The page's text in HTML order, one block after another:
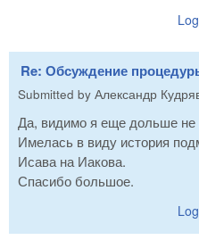
Re: Обсуждение
Submitted by Александр
Да, видимо я еще дольше не
Имелась в виду история
Исава на Иакова.
Спасибо большое.